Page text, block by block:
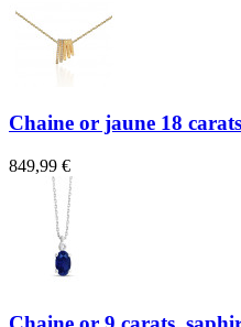
Chaine or jaune 18
849,99 €